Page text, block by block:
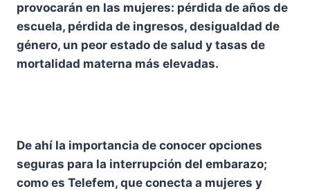
provocarán en las mujeres: pérdida de años de
escuela, pérdida de ingresos, desigualdad de
género, un peor estado de salud y tasas de
mortalidad materna más elevadas.
De ahí la importancia de conocer opciones
seguras para la interrupción del embarazo;
como es Telefem, que conecta a mujeres y